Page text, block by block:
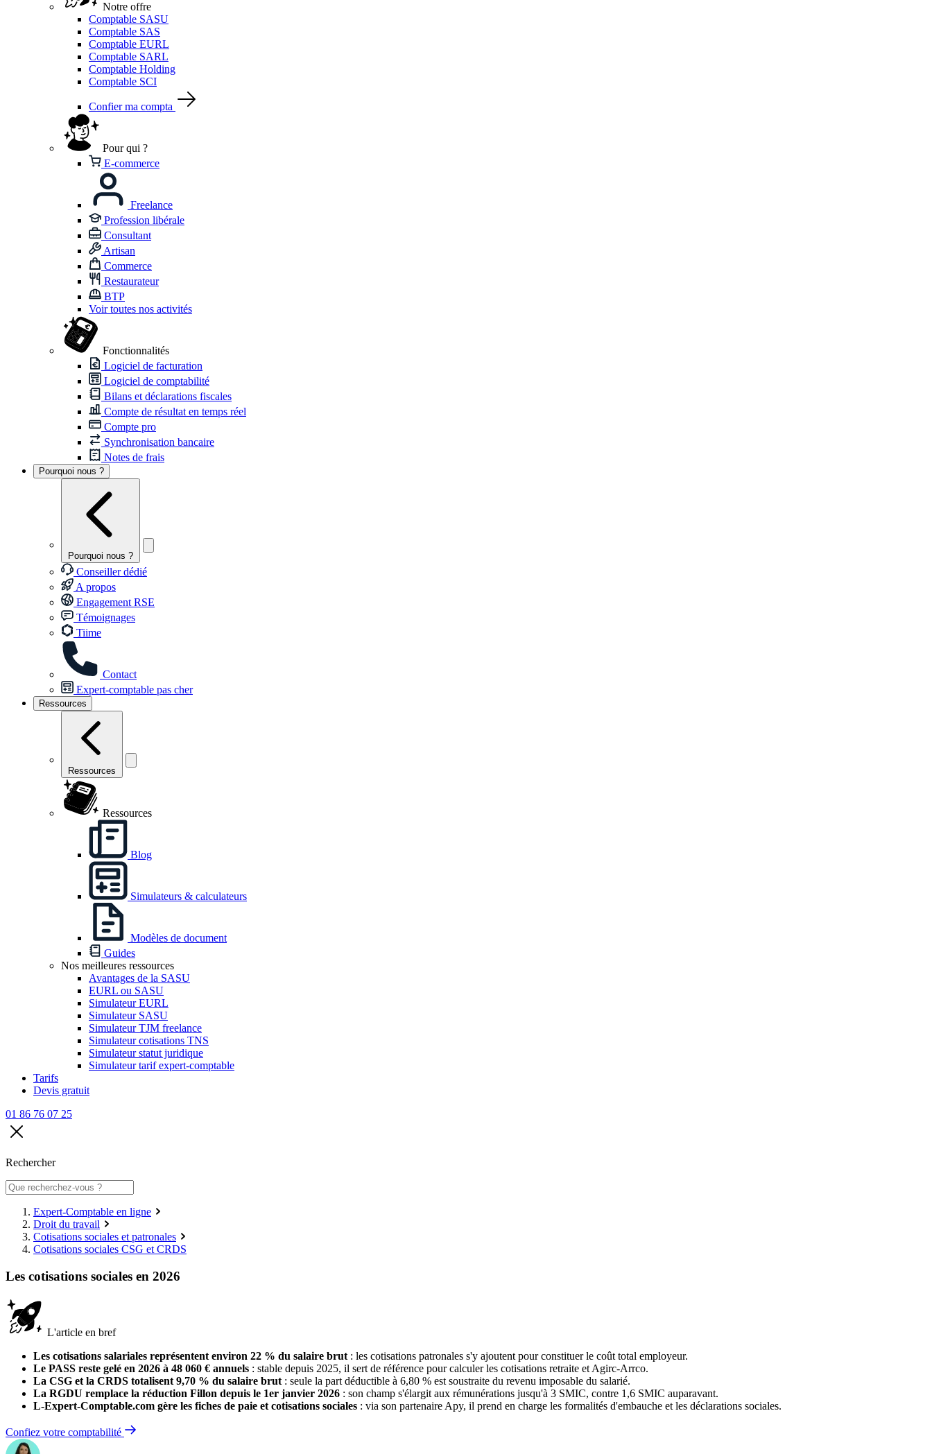
Notre offre
Comptable SASU
Comptable SAS
Comptable EURL
Comptable SARL
Comptable Holding
Comptable SCI
Confier ma compta
Pour qui ?
E-commerce
Freelance
Profession libérale
Consultant
Artisan
Commerce
Restaurateur
BTP
Voir toutes nos activités
Fonctionnalités
Logiciel de facturation
Logiciel de comptabilité
Bilans et déclarations fiscales
Compte de résultat en temps réel
Compte pro
Synchronisation bancaire
Notes de frais
Pourquoi nous ?
Pourquoi nous ?
Conseiller dédié
A propos
Engagement RSE
Témoignages
Tiime
Contact
Expert-comptable pas cher
Ressources
Ressources
Ressources
Blog
Simulateurs & calculateurs
Modèles de document
Guides
Nos meilleures ressources
Avantages de la SASU
EURL ou SASU
Simulateur EURL
Simulateur SASU
Simulateur TJM freelance
Simulateur cotisations TNS
Simulateur statut juridique
Simulateur tarif expert-comptable
Tarifs
Devis gratuit
01 86 76 07 25
Rechercher
Expert-Comptable en ligne
Droit du travail
Cotisations sociales et patronales
Cotisations sociales CSG et CRDS
Les cotisations sociales en 2026
L'article en bref
Les cotisations salariales représentent environ 22 % du salaire brut : les cotisations patronales s'y ajoutent pour constituer le coût total employeur.
Le PASS reste gelé en 2026 à 48 060 € annuels : stable depuis 2025, il sert de référence pour calculer les cotisations retraite et Agirc-Arrco.
La CSG et la CRDS totalisent 9,70 % du salaire brut : seule la part déductible à 6,80 % est soustraite du revenu imposable du salarié.
La RGDU remplace la réduction Fillon depuis le 1er janvier 2026 : son champ s'élargit aux rémunérations jusqu'à 3 SMIC, contre 1,6 SMIC auparavant.
L-Expert-Comptable.com gère les fiches de paie et cotisations sociales : via son partenaire Apy, il prend en charge les formalités d'embauche et les déclarations sociales.
Confiez votre comptabilité